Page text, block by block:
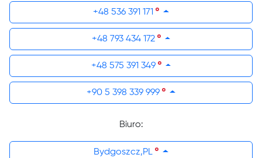
+48 536 391 171
+48 793 434 172
+48 575 391 349
+90 5 398 339 999
Biuro:
Bydgoszcz,PL